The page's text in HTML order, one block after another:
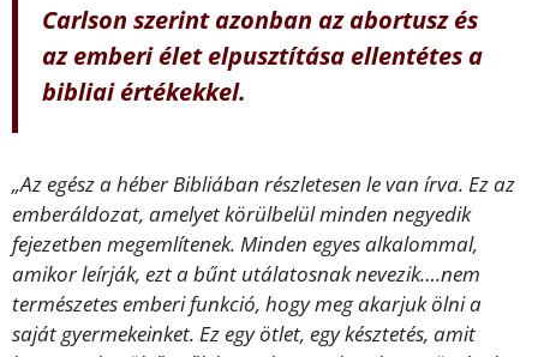
Carlson szerint azonban az abortusz és
az emberi élet elpusztítása ellentétes a
bibliai értékekkel.
„Az egész a héber Bibliában részletesen le van írva. Ez az
emberáldozat, amelyet körülbelül minden negyedik
fejezetben megemlítenek. Minden egyes alkalommal,
amikor leírják, ezt a bűnt utálatosnak nevezik….nem
természetes emberi funkció, hogy meg akarjuk ölni a
saját gyermekeinket. Ez egy ötlet, egy késztetés, amit